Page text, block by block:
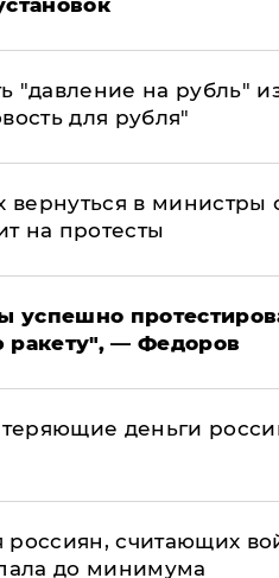
на рубль"
для рубля"
вернуться в министры
на протесты
успешно
ракету", — Федоров
деньги
россиян, считающих
до минимума